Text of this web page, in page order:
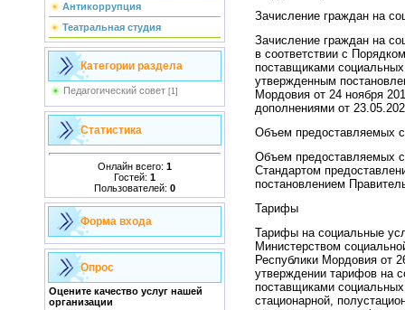
Антикоррупция
Театральная студия
Категории раздела
Педагогический совет [1]
Статистика
Онлайн всего: 1
Гостей: 1
Пользователей: 0
Форма входа
Опрос
Оцените качество услуг нашей
организации
Зачисление граждан на
Зачисление граждан на
в соответствии с
поставщиками
утвержденным
Мордовия от 24 ноября
дополнениями от
Объем предоставляемых
Объем предоставляемых
Стандартом
постановлением
Тарифы
Тарифы на социальные
Министерством
Республики Мордовия от
утверждении тарифов на
поставщиками
стационарной,